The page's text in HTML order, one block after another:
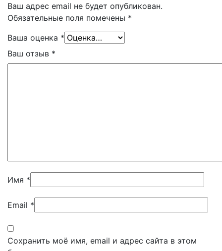
Ваш адрес email не будет опубликован.
Обязательные поля помечены *
Ваша оценка *
Ваш отзыв *
Имя *
Email *
Сохранить моё имя, email и адрес сайта в этом